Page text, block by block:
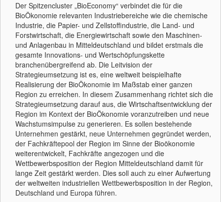
Der Spitzencluster „BioEconomy“ verbindet die für die
BioÖkonomie relevanten Industriebereiche wie die chemische
Industrie, die Papier- und Zellstoffindustrie, die Land- und
Forstwirtschaft, die Energiewirtschaft sowie den Maschinen-
und Anlagenbau in Mitteldeutschland und bildet erstmals die
gesamte Innovations- und Wertschöpfungskette
branchenübergreifend ab. Die Leitvision der
Strategieumsetzung ist es, eine weltweit beispielhafte
Realisierung der BioÖkonomie im Maßstab einer ganzen
Region zu erreichen. In diesem Zusammenhang richtet sich die
Strategieumsetzung darauf aus, die Wirtschaftsentwicklung der
Region im Kontext der BioÖkonomie voranzutreiben und neue
Wachstumsimpulse zu generieren. Es sollen bestehende
Unternehmen gestärkt, neue Unternehmen gegründet werden,
der Fachkräftepool der Region im Sinne der Bioökonomie
weiterentwickelt, Fachkräfte angezogen und die
Wettbewerbsposition der Region Mitteldeutschland damit für
lange Zeit gestärkt werden. Dies soll auch zu einer Aufwertung
der weltweiten industriellen Wettbewerbsposition in der Region,
Deutschland und Europa führen.